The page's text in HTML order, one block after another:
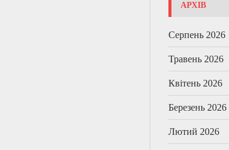
АРХІВ
Серпень 2026
Травень 2026
Квітень 2026
Березень 2026
Лютий 2026